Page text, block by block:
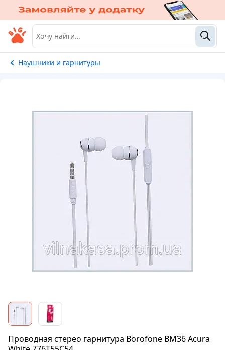
Наушники и гарнитуры
Проводная стерео гарнитура Borofone BM36 Acura